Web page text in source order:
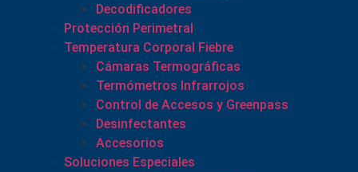
Decodificadores
Protección Perimetral
Temperatura Corporal Fiebre
Cámaras Termográficas
Termómetros Infrarrojos
Control de Accesos y Greenpass
Desinfectantes
Accesorios
Soluciones Especiales